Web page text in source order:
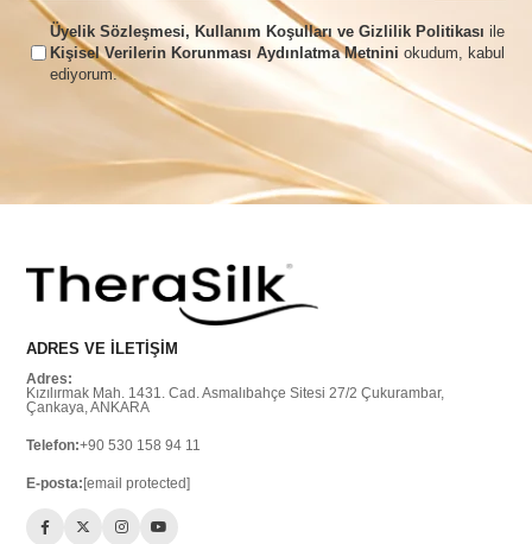
Üyelik Sözleşmesi, Kullanım Koşulları ve Gizlilik Politikası ile
Kişisel Verilerin Korunması Aydınlatma Metnini okudum, kabul
ediyorum.
ADRES VE İLETİŞİM
Adres:
Kızılırmak Mah. 1431. Cad. Asmalıbahçe Sitesi 27/2 Çukurambar,
Çankaya, ANKARA
Telefon:+90 530 158 94 11
E-posta: [email protected]